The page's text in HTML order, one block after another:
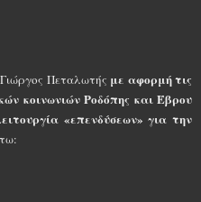
Πεταλωτής με αφορμή τις
κοινωνιών Ροδόπης και Έβρου
«επενδύσεων» για την